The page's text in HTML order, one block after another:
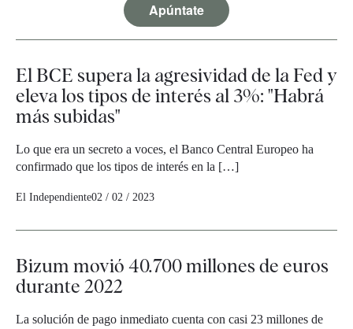
Apúntate
El BCE supera la agresividad de la Fed y
eleva los tipos de interés al 3%: "Habrá
más subidas"
Lo que era un secreto a voces, el Banco Central Europeo ha
confirmado que los tipos de interés en la […]
El Independiente02 / 02 / 2023
Bizum movió 40.700 millones de euros
durante 2022
La solución de pago inmediato cuenta con casi 23 millones de